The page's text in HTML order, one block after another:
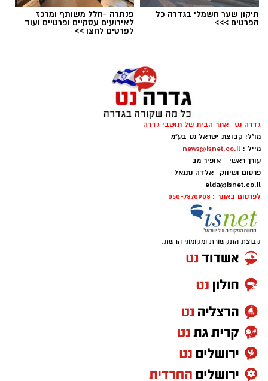
יש לכם מידע חשוב שטרם נחשף? צילומים מאירוע
חדשותי? מצאתם טעות בכתבה? נשמח שתשתפו
אותנו
תיקון שער חשמלי בגדרה כל
הפרטים >>>
פנתרה -חלל משותף ומרכז
לאירועים עסקיים ופרטיים ועוד
לפרטים לחצו >>
גדרה נט -אתר הבית של תושבי גדרה
מו"ל: קבוצת ישראל נט בע"מ
מייל : news@isnet.co.il
עורך ראשי - אופיר מב
פרסום ושיווק- אלדה נתנאל
elda@isnet.co.il
לפרסום באתר : 050-7870908
קבוצת התקשורת ומקומוני הרשת: